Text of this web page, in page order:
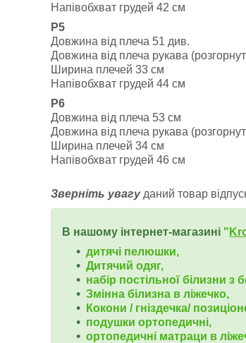
Напівобхват грудей 42 см
Р5
Довжина від плеча 51 див.
Довжина від плеча рукава
Ширина плечей 33 см
Напівобхват грудей 44 см
Р6
Довжина від плеча 53 см
Довжина від плеча рукава
Ширина плечей 34 см
Напівобхват грудей 46 см
Зверніть увагу даний товар
В нашому інтернет-магазині "
дитячі пелюшки,
Дитячий одяг,
набір постільної білизни з
Змінна білизна в ліжечко,
Кокони / гніздечка/
подушки ортопедичні,
ортопедичні матраци в